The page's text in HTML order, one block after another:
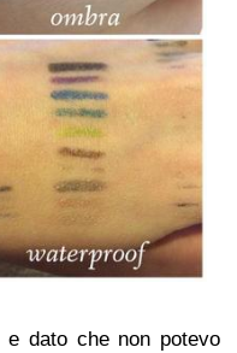
e dato che non potevo